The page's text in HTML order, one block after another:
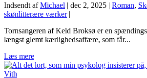
Indsendt afMichael | dec 2, 2025 | Roman,
skønlitterære værker|
Tornsangeren af Keld Broksø er en
længst glemt kærlighedsaffære, som får...
Læs mere